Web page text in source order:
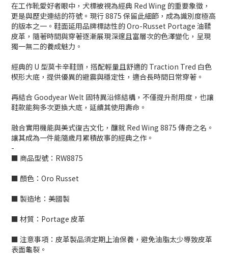
在工作靴愛好者眼中，犬標被視為經典 Red Wing 的重要象徵，
更是與歷史連結的符號。現行 8875 保留此細節，成為識別度極高
的版本之一。鞋面延用品牌標誌性的 Oro-Russet Portage 油鞣
皮革，隨著時間與穿著逐漸展現深邃且富層次的色澤變化，呈現
獨一無二的養成魅力。
經典的 U 型莫卡辛鞋頭，搭配輕量且舒適的 Traction Tred 白色
楔形大底，提供優異的避震與穩定性，適合長時間日常穿著。
再結合 Goodyear Welt 固特異沿條結構，不僅提升耐用度，也讓
鞋款能夠多次更換大底，延續其使用壽命。
融合實用機能與美式復古文化，釀就 Red Wing 8875 傳奇之名。
讓其成為一件能隨歲月累積故事的經典之作。
-
■ 商品型號：RW8875
■ 顏色：Oro Russet
■ 製造地：美國製
■ 材質： Portage 皮革
■ 注意事項：皮革製品須定期上油保養，避免油脂太少導致皮革
表面龜裂。